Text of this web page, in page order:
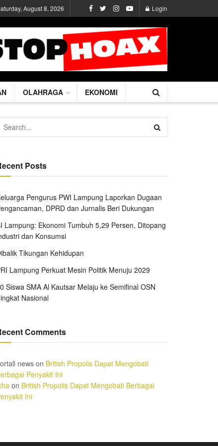
August 8, 2026 Login
OLAHRAGA EKONOMI
Posts
Pengurus PWI Lampung Laporkan Dugaan
DPRD dan Jurnalis Beri Dukungan
Lampung: Ekonomi Tumbuh 5,29 Persen, Ditopang
dan Konsumsi
Tikungan Kehidupan
Lampung Perkuat Mesin Politik Menuju 2029
Siswa SMA Al Kautsar Melaju ke Semifinal OSN
Nasional
Comments
news on British Propolis Dapat Mengobati
Penyakit Ini
on British Propolis Dapat Mengobati Berbagai
Ini